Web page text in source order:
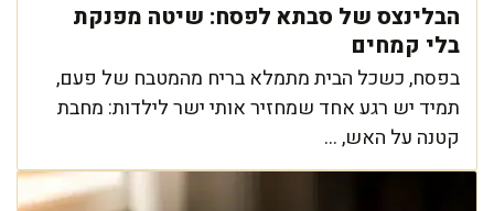
הבלינצס של סבתא לפסח: שיטה מפנקת
בלי קמחים
בפסח, כשכל הבית מתמלא בריח מהמטבח של פעם,
תמיד יש רגע אחד שמחזיר אותי ישר לילדות: מחבת
קטנה על האש, ...